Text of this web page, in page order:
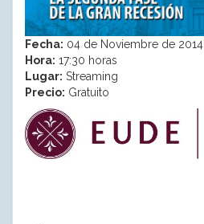
Fecha: 04 de Noviembre de 2014
Hora: 17:30 horas
Lugar: Streaming
Precio: Gratuito